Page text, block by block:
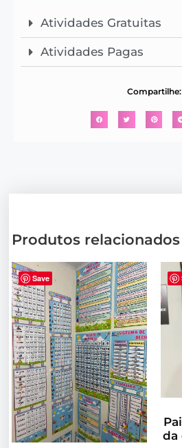
Atividades Gratuitas
Atividades Pagas
Compartilhe:
Produtos relacionados
Save
da